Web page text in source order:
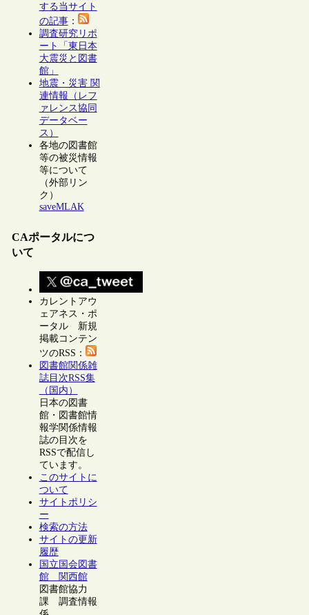
する当サイト
の記事：
調査研究リポ
ート「東日本
大震災と図書
館」
地震・災害 関
連情報（レフ
ァレンス協同
データベー
ス）
各地の図書館
等の被災情報
等について
（外部リン
ク）
saveMLAK
CAポータルにつ
いて
カレントアウ
ェアネス・ポ
ータル 新規
掲載コンテン
ツのRSS：
図書館関係雑
誌目次RSS集
（国内）
日本の図書
館・図書館情
報学関係情報
誌の目次を
RSSで配信し
ています。
このサイトに
ついて
サイトポリシ
ー
検索の方法
サイトの更新
履歴
国立国会図書
館 関西館
図書館協力
課 調査情報